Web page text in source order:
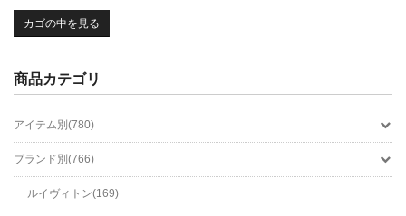
カゴの中を見る
商品カテゴリ
アイテム別(780)
ブランド別(766)
ルイヴィトン(169)